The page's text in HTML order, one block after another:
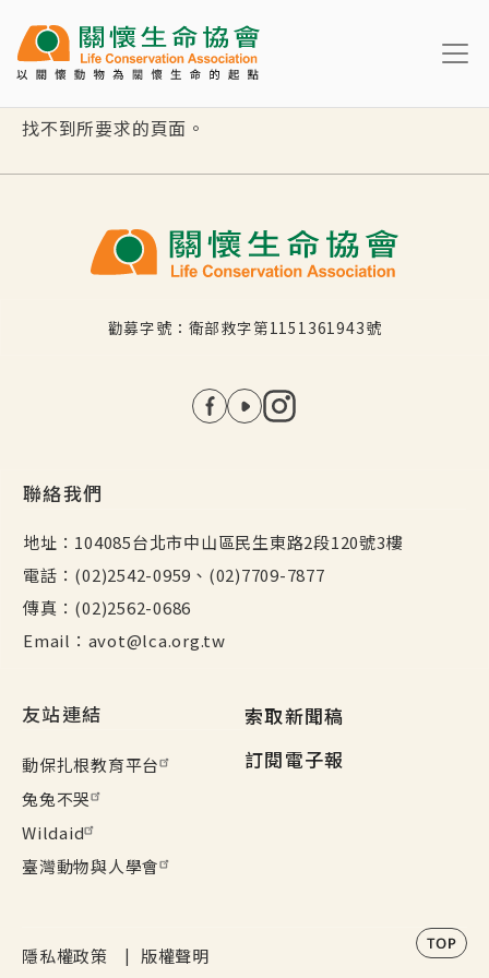
移至主內容
找不到所要求的頁面。
勸募字號：衛部救字第1151361943號
聯絡我們
地址：104085台北市中山區民生東路2段120號3樓
電話：(02)2542-0959、(02)7709-7877
傳真：(02)2562-0686
Email：avot@lca.org.tw
友站連結
動保扎根教育平台
兔兔不哭
Wildaid
臺灣動物與人學會
頁尾其他選單
索取新聞稿
訂閱電子報
政策
隱私權政策 版權聲明